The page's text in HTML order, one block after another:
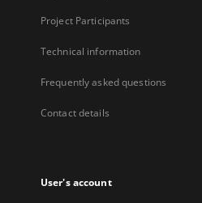
Project Participants
Technical information
Frequently asked questions
Contact details
User's account